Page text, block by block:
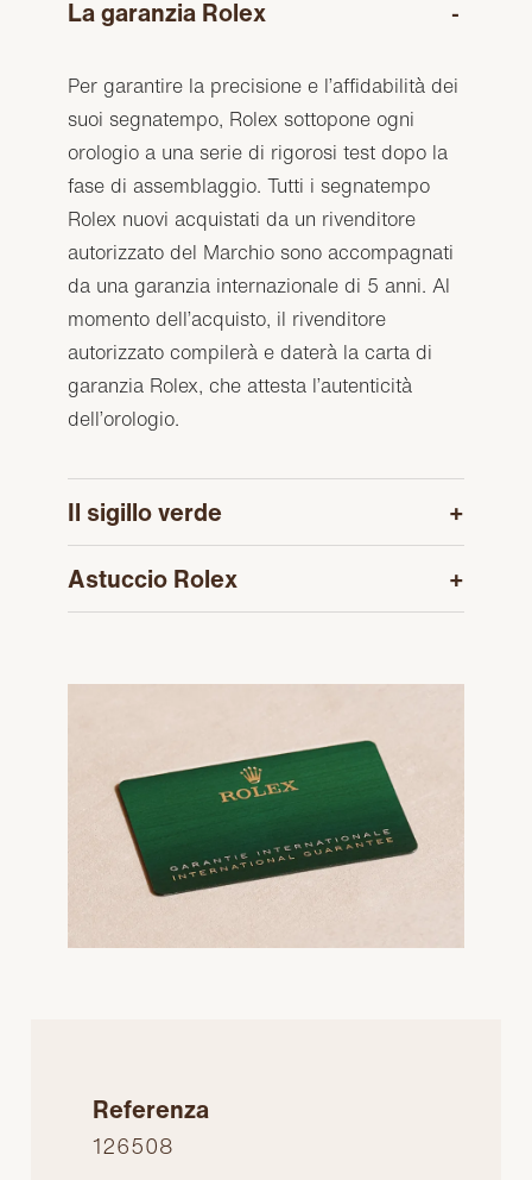
La garanzia Rolex
Per garantire la precisione e l’affidabilità dei
suoi segnatempo, Rolex sottopone ogni
orologio a una serie di rigorosi test dopo la
fase di assemblaggio. Tutti i segnatempo
Rolex nuovi acquistati da un rivenditore
autorizzato del Marchio sono accompagnati
da una garanzia internazionale di 5 anni. Al
momento dell’acquisto, il rivenditore
autorizzato compilerà e daterà la carta di
garanzia Rolex, che attesta l’autenticità
dell’orologio.
Il sigillo verde
Astuccio Rolex
Referenza
126508